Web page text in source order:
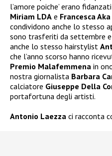
l’amore poiche’ erano
Miriam LDA e Francesca
condividono anche lo stesso
sono trasferiti da settembre e
anche lo stesso hairstylist
che l’anno scorso hanno
Premio Malafemmena in
nostra giornalista Barbara
calciatore Giuseppe Della
portafortuna degli artisti.
Antonio Laezza ci racconta